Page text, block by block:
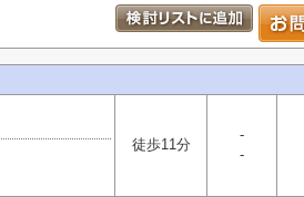
徒歩11分
-
-